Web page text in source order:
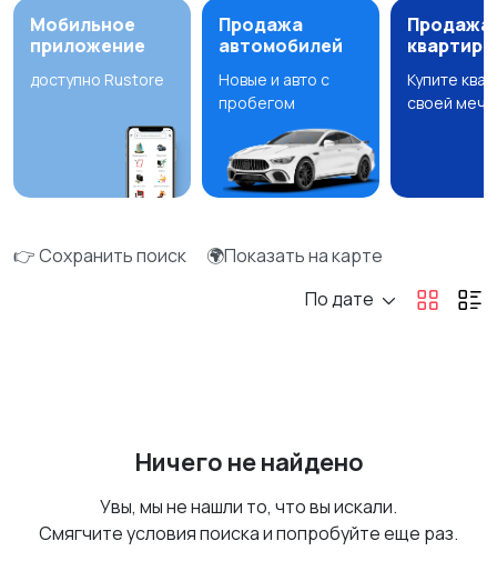
Мобильное
приложение
доступно Rustore
Продажа
автомобилей
Новые и авто с
пробегом
Продажа
квартир
Купите
своей
👉 Сохранить поиск
🌍Показать на карте
По дате
Ничего не найдено
Увы, мы не нашли то, что вы искали.
Смягчите условия поиска и попробуйте еще раз.